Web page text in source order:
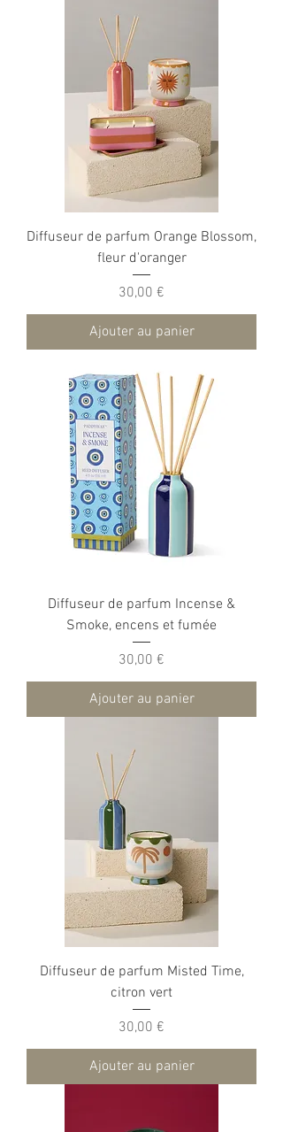
Diffuseur de parfum Orange Blossom,
fleur d'oranger
Prix
30,00 €
Ajouter au panier
Diffuseur de parfum Incense &
Smoke, encens et fumée
Prix
30,00 €
Ajouter au panier
Diffuseur de parfum Misted Time,
citron vert
Prix
30,00 €
Ajouter au panier